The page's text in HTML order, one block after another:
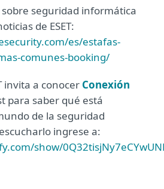
seguridad informática
de ESET:
es/estafas-
comunes-booking/
invita a conocer Conexión
para saber qué está
de la seguridad
ingrese a:
show/